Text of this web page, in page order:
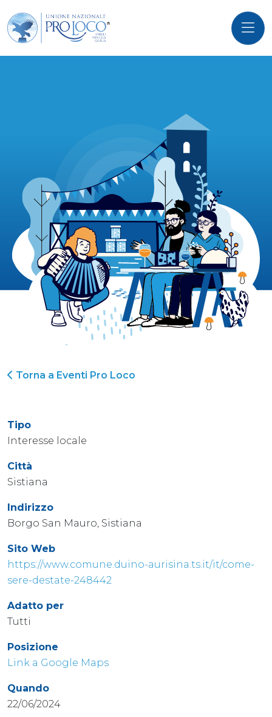
Torna a Eventi Pro Loco
Tipo
Interesse locale
Città
Sistiana
Indirizzo
Borgo San Mauro, Sistiana
Sito Web
https://www.comune.duino-aurisina.ts.it/it/come-
sere-destate-248442
Adatto per
Tutti
Posizione
Link a Google Maps
Quando
22/06/2024